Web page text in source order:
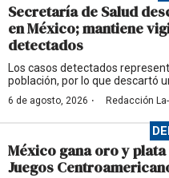
Secretaría de Salud
en México; mantiene
detectados
Los casos detectados
población, por lo que descartó
6 de agosto, 2026 · Redacción
México gana oro y
Juegos